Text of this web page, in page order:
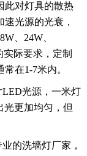
此对灯具的散热
光源的光衰，
、24W、
实际要求，定制
在1-7米内。
光源，一米灯
光更加均匀，但
的洗墙灯厂家，